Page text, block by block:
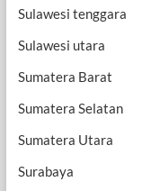
Sulawesi tenggara
Sulawesi utara
Sumatera Barat
Sumatera Selatan
Sumatera Utara
Surabaya